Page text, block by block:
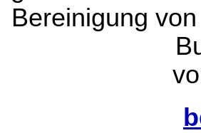
Bereinigung